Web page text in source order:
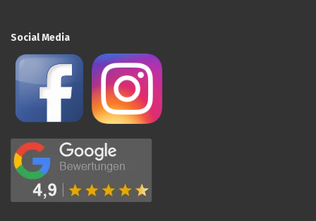
Social Media